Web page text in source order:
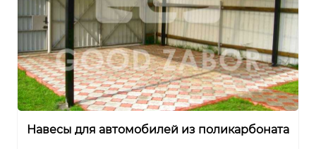
Навесы для автомобилей из поликарбоната